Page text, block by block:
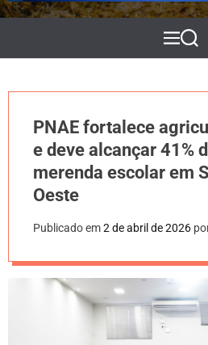
e
M
e
P
e
s
r
PNAE fortalece
e deve alcançar 41%
merenda escolar em
Oeste
Publicado em2 de abril de 2026